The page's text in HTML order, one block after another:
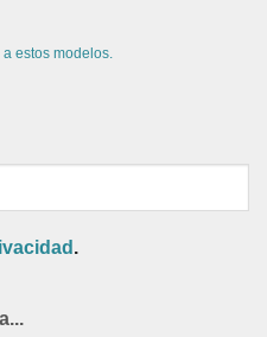
estos modelos.
.